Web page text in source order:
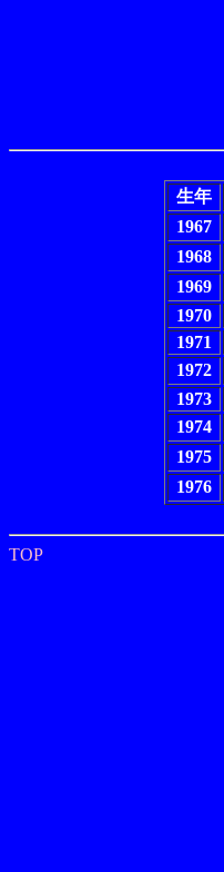
生年
1967
1968
1969
1970
1971
1972
1973
1974
1975
1976
TOP